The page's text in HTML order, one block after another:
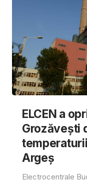
ELCEN a
Grozăvești
Argeș
Electrocentrale